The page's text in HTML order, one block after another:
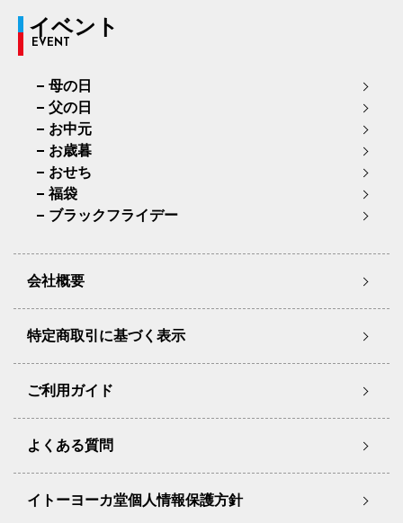
イベント
EVENT
母の日
父の日
お中元
お歳暮
おせち
福袋
ブラックフライデー
会社概要
特定商取引に基づく表示
ご利用ガイド
よくある質問
イトーヨーカ堂個人情報保護方針